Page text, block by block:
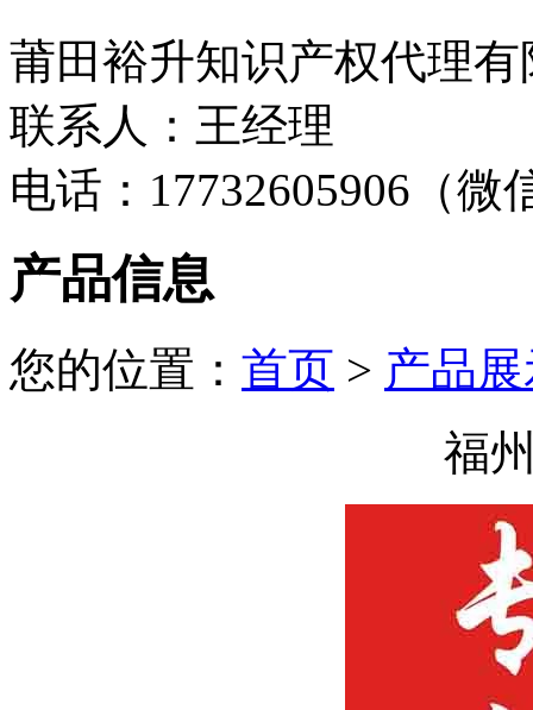
莆田裕升知识产权代理有
联系人：王经理
电话：17732605906（微
产品信息
您的位置： 首页 > 产品
福